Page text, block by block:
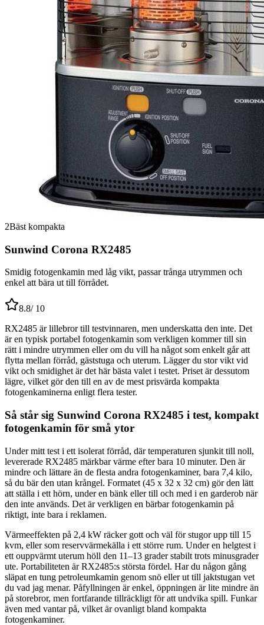
2Bäst kompakta
Sunwind Corona RX2485
Smidig fotogenkamin med låg vikt, passar trånga utrymmen och
enkel att bära ut till förrådet.
8.8/ 10
RX2485 är lillebror till testvinnaren, men underskatta den inte. Det
är en typisk portabel fotogenkamin som verkligen kommer till sin
rätt i mindre utrymmen eller om du vill ha något som enkelt går att
flytta mellan förråd, gäststuga och uterum. Lägger du stor vikt vid
vikt och smidighet är det här bästa valet i testet. Priset är dessutom
lägre, vilket gör den till en av de mest prisvärda kompakta
fotogenkaminerna enligt flera tester.
Så står sig Sunwind Corona RX2485 i test, kompakt
fotogenkamin för små ytor
Under mitt test i ett isolerat förråd, där temperaturen sjunkit till noll,
levererade RX2485 märkbar värme efter bara 10 minuter. Den är
mindre och lättare än de flesta andra fotogenkaminer, bara 7,4 kilo,
så du bär den utan krångel. Formatet (45 x 32 x 32 cm) gör den lätt
att ställa i ett hörn, under en bänk eller till och med i en garderob när
den inte används. Det är verkligen en bärbar fotogenkamin på
riktigt, inte bara i reklamen.
Värmeeffekten på 2,4 kW räcker gott och väl för stugor upp till 15
kvm, eller som reservvärmekälla i ett större rum. Under en helgtest i
ett ouppvärmt uterum höll den 11–13 grader stabilt trots minusgrader
ute. Portabiliteten är RX2485:s största fördel. Har du någon gång
släpat en tung petroleumkamin genom snö eller ut till jaktstugan vet
du vad jag menar. Påfyllningen är enkel, öppningen är lite mindre än
på storebror, men fortfarande tillräckligt för att undvika spill. Funkar
även med vantar på, vilket är ovanligt bland kompakta
fotogenkaminer.